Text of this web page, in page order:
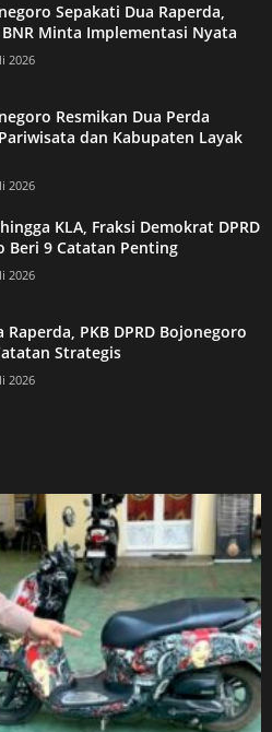
Sepakati Dua Raperda,
BNR Minta Implementasi Nyata
2026
Resmikan Dua Perda
dan Kabupaten Layak
2026
KLA, Fraksi Demokrat DPRD
Beri 9 Catatan Penting
2026
Raperda, PKB DPRD Bojonegoro
Strategis
2026